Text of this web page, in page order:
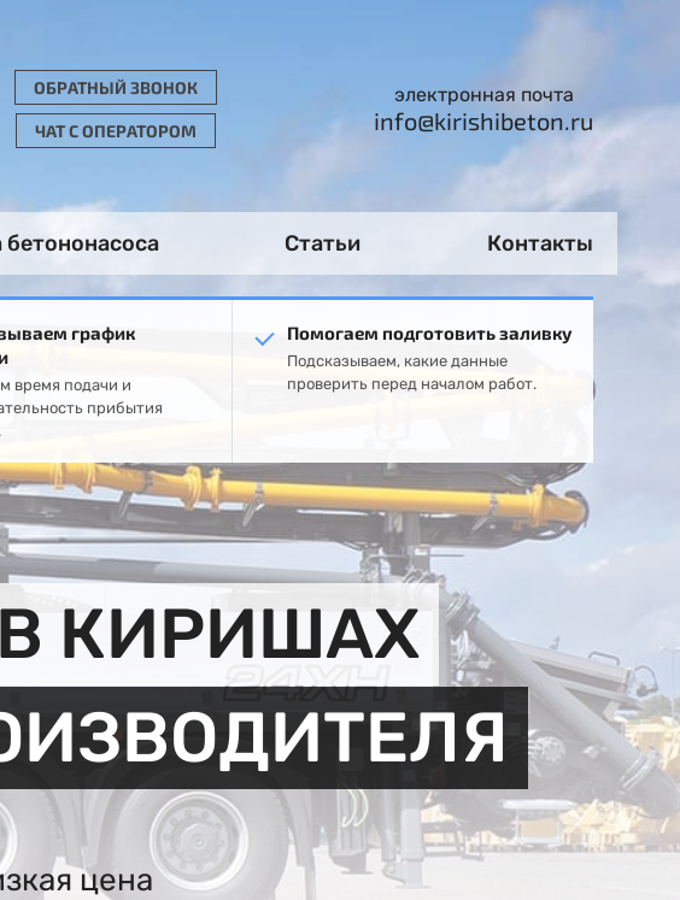
ОБРАТНЫЙ ЗВОНОК
ЧАТ С ОПЕРАТОРОМ
электронная почта
info@kirishibeton.ru
бетононасоса Статьи Контакты
график
время подачи и
прибытия
Помогаем подготовить заливку
Подсказываем, какие данные
проверить перед началом работ.
КИРИШАХ
цена